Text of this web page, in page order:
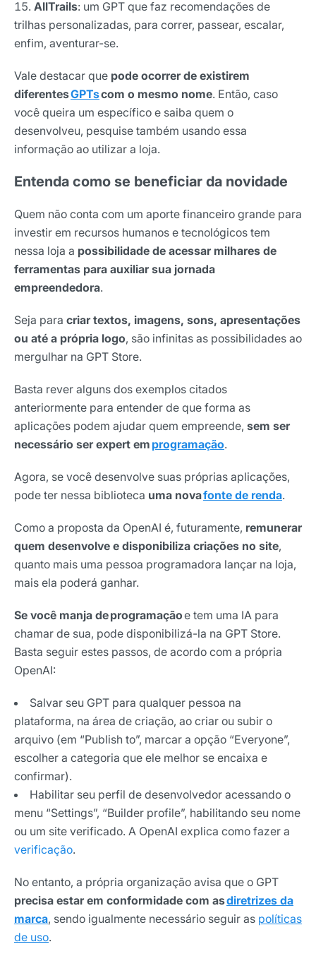
AllTrails: um GPT que faz recomendações de
trilhas personalizadas, para correr, passear, escalar,
enfim, aventurar-se.
Vale destacar que pode ocorrer de existirem
diferentesGPTscom o mesmo nome. Então, caso
você queira um específico e saiba quem o
desenvolveu, pesquise também usando essa
informação ao utilizar a loja.
Entenda como se beneficiar da novidade
Quem não conta com um aporte financeiro grande para
investir em recursos humanos e tecnológicos tem
nessa loja a possibilidade de acessar milhares de
ferramentas para auxiliar sua jornada
empreendedora.
Seja para criar textos, imagens, sons, apresentações
ou até a própria logo, são infinitas as possibilidades ao
mergulhar na GPT Store.
Basta rever alguns dos exemplos citados
anteriormente para entender de que forma as
aplicações podem ajudar quem empreende, sem ser
necessário ser expert em programação.
Agora, se você desenvolve suas próprias aplicações,
pode ter nessa biblioteca uma novafonte de renda.
Como a proposta da OpenAI é, futuramente, remunerar
quem desenvolve e disponibiliza criações no site,
quanto mais uma pessoa programadora lançar na loja,
mais ela poderá ganhar.
Se você manja de programaçãoe tem uma IA para
chamar de sua, pode disponibilizá-la na GPT Store.
Basta seguir estes passos, de acordo com a própria
OpenAI:
Salvar seu GPT para qualquer pessoa na
plataforma, na área de criação, ao criar ou subir o
arquivo (em “Publish to”, marcar a opção “Everyone”,
escolher a categoria que ele melhor se encaixa e
confirmar).
Habilitar seu perfil de desenvolvedor acessando o
menu “Settings”, “Builder profile”, habilitando seu nome
ou um site verificado. A OpenAI explica como fazer a
verificação.
No entanto, a própria organização avisa que o GPT
precisa estar em conformidade com asdiretrizes da
marca, sendo igualmente necessário seguir as políticas
de uso.
Nome
Selecione sua área de atuação
*Ao assinar nossa newsletter, você concorda em receber
Assinar newsletter